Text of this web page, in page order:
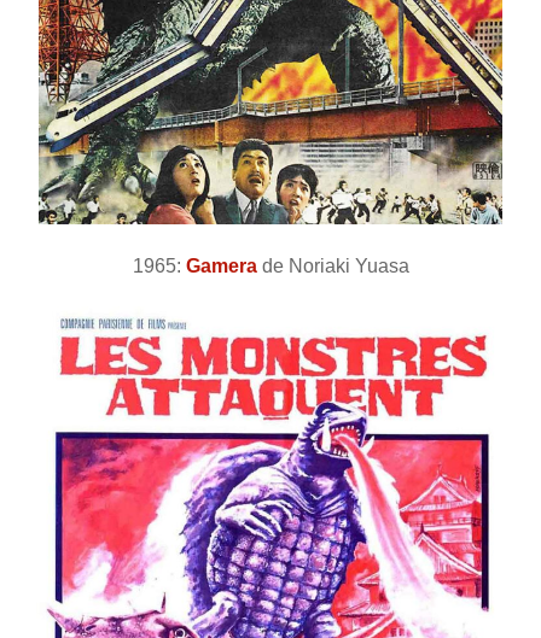
1965: Gamera de Noriaki Yuasa